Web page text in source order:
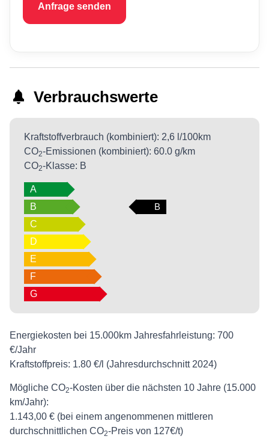
Anfrage senden
Verbrauchswerte
Kraftstoffverbrauch (kombiniert): 2,6 l/100km
CO2-Emissionen (kombiniert): 60.0 g/km
CO2-Klasse: B
A
B
B
C
D
E
F
G
Energiekosten bei 15.000km Jahresfahrleistung: 700
€/Jahr
Kraftstoffpreis: 1.80 €/l (Jahresdurchschnitt 2024)
Mögliche CO2-Kosten über die nächsten 10 Jahre (15.000
km/Jahr):
1.143,00 € (bei einem angenommenen mittleren
durchschnittlichen CO2-Preis von 127€/t)